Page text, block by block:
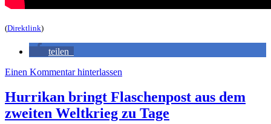
(Direktlink)
teilen
Einen Kommentar hinterlassen
Hurrikan bringt Flaschenpost aus dem
zweiten Weltkrieg zu Tage